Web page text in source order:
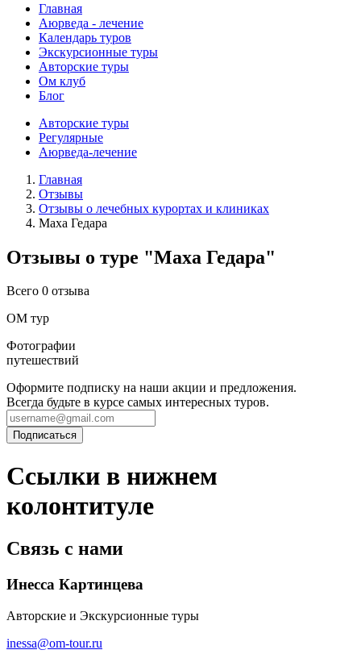
Главная
Аюрведа - лечение
Календарь туров
Экскурсионные туры
Авторские туры
Ом клуб
Блог
Авторские туры
Регулярные
Аюрведа-лечение
Главная
Отзывы
Отзывы о лечебных курортах и клиниках
Маха Гедара
Отзывы о туре "Маха Гедара"
Всего 0 отзыва
ОМ тур
Фотографии
путешествий
Оформите подписку на наши акции и предложения.
Всегда будьте в курсе самых интересных туров.
Ссылки в нижнем
колонтитуле
Связь с нами
Инесса Картинцева
Авторские и Экскурсионные туры
inessa@om-tour.ru